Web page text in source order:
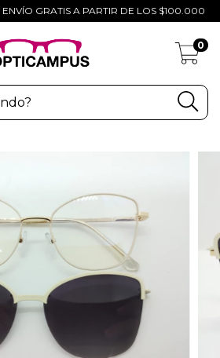
ENVÍO GRATIS A PARTIR DE LOS $100.000
0